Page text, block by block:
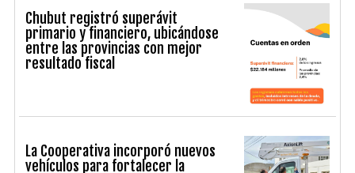
Chubut registró superávit
primario y financiero, ubicándose
entre las provincias con mejor
resultado fiscal
La Cooperativa incorporó nuevos
vehículos para fortalecer la